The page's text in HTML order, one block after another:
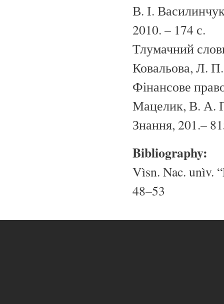
В. І.
2010. – 174 с.
Тлумачний
Ковальова, Л.
Фінансове
Мацелик, В. А.
Знання, 201.–
Bibliography:
Vìsn. Nac. unìv.
48–53